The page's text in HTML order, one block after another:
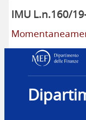
IMU L.n.160/